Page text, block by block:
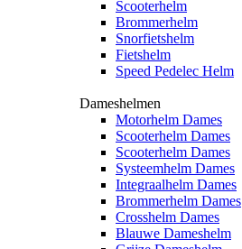
Scooterhelm
Brommerhelm
Snorfietshelm
Fietshelm
Speed Pedelec Helm
Dameshelmen
Motorhelm Dames
Scooterhelm Dames
Scooterhelm Dames
Systeemhelm Dames
Integraalhelm Dames
Brommerhelm Dames
Crosshelm Dames
Blauwe Dameshelm